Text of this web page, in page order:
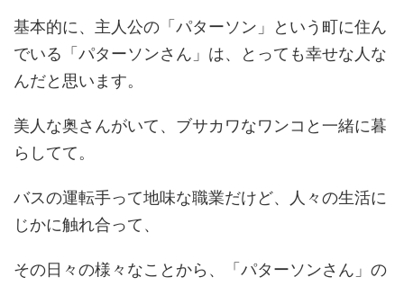
基本的に、主人公の「パターソン」という町に住ん
でいる「パターソンさん」は、とっても幸せな人な
んだと思います。
美人な奥さんがいて、ブサカワなワンコと一緒に暮
らしてて。
バスの運転手って地味な職業だけど、人々の生活に
じかに触れ合って、
その日々の様々なことから、「パターソンさん」の